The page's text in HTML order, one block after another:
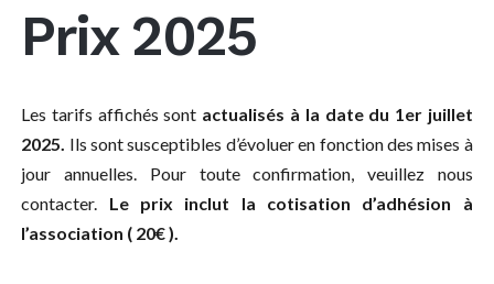
Prix 2025
Les tarifs affichés sont actualisés à la date du 1er juillet
2025. Ils sont susceptibles d’évoluer en fonction des mises à
jour annuelles. Pour toute confirmation, veuillez nous
contacter. Le prix inclut la cotisation d’adhésion à
l’association ( 20€ ).